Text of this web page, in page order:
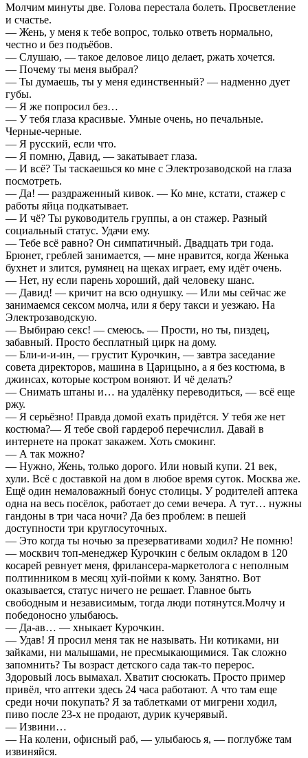
Молчим минуты две. Голова перестала болеть. Просветление
и счастье.
— Жень, у меня к тебе вопрос, только ответь нормально,
честно и без подъёбов.
— Слушаю, — такое деловое лицо делает, ржать хочется.
— Почему ты меня выбрал?
— Ты думаешь, ты у меня единственный? — надменно дует
губы.
— Я же попросил без…
— У тебя глаза красивые. Умные очень, но печальные.
Черные-черные.
— Я русский, если что.
— Я помню, Давид, — закатывает глаза.
— И всё? Ты таскаешься ко мне с Электрозаводской на глаза
посмотреть.
— Да! — раздраженный кивок. — Ко мне, кстати, стажер с
работы яйца подкатывает.
— И чё? Ты руководитель группы, а он стажер. Разный
социальный статус. Удачи ему.
— Тебе всё равно? Он симпатичный. Двадцать три года.
Брюнет, греблей занимается, — мне нравится, когда Женька
бухнет и злится, румянец на щеках играет, ему идёт очень.
— Нет, ну если парень хороший, дай человеку шанс.
— Давид! — кричит на всю однушку. — Или мы сейчас же
занимаемся сексом молча, или я беру такси и уезжаю. На
Электрозаводскую.
— Выбираю секс! — смеюсь. — Прости, но ты, пиздец,
забавный. Просто бесплатный цирк на дому.
— Бли-и-и-ин, — грустит Курочкин, — завтра заседание
совета директоров, машина в Царицыно, а я без костюма, в
джинсах, которые костром воняют. И чё делать?
— Снимать штаны и… на удалёнку переводиться, — всё еще
ржу.
— Я серьёзно! Правда домой ехать придётся. У тебя же нет
костюма?— Я тебе свой гардероб перечислил. Давай в
интернете на прокат закажем. Хоть смокинг.
— А так можно?
— Нужно, Жень, только дорого. Или новый купи. 21 век,
хули. Всё с доставкой на дом в любое время суток. Москва же.
Ещё один немаловажный бонус столицы. У родителей аптека
одна на весь посёлок, работает до семи вечера. А тут… нужны
гандоны в три часа ночи? Да без проблем: в пешей
доступности три круглосуточных.
— Это когда ты ночью за презервативами ходил? Не помню!
— москвич топ-менеджер Курочкин с белым окладом в 120
косарей ревнует меня, фрилансера-маркетолога с неполным
полтинником в месяц хуй-пойми к кому. Занятно. Вот
оказывается, статус ничего не решает. Главное быть
свободным и независимым, тогда люди потянутся.Молчу и
победоносно улыбаюсь.
— Да-ав… — хныкает Курочкин.
— Удав! Я просил меня так не называть. Ни котиками, ни
зайками, ни малышами, не пресмыкающимися. Так сложно
запомнить? Ты возраст детского сада так-то перерос.
Здоровый лось вымахал. Хватит сюсюкать. Просто пример
привёл, что аптеки здесь 24 часа работают. А что там еще
среди ночи покупать? Я за таблетками от мигрени ходил,
пиво после 23-х не продают, дурик кучерявый.
— Извини…
— На колени, офисный раб, — улыбаюсь я, — поглубже там
извиняйся.